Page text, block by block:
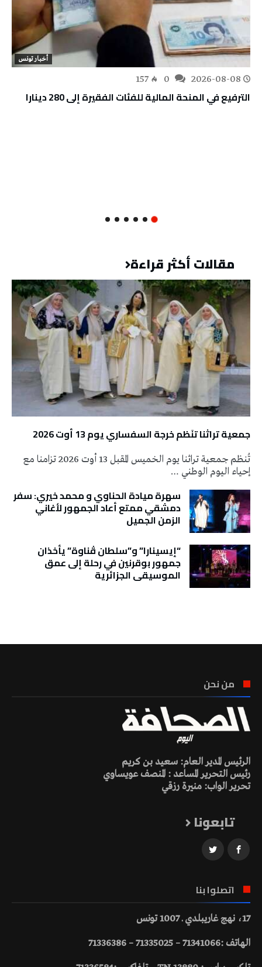
أخبار تونس
2026-08-08
157
الترفيع في المنحة المالية للفئات الفقيرة إلى 280 دينارا
مقالات أكثر قراءة
جمعية تراثنا تنَظم خرجة السفساري يوم 13 أوت 2026
تُنظم جمعية تراثنا يوم الخميس المقبل 13 أوت 2026 تزامنا مع
إحياء اليوم الوطني …
سهرة ميادة الحناوي و محمد خيري: سفر
دمشقي ممتع أعاد الجمهور لأغاني
الزمن الجميل
“إيسينارا” و”سلطان ڤناوة” يأخذان
جمهور بوقرنين في رحلة إلى عمق
الموسيقى الجزائرية
من نحن
الرئيس المدير العام: سعيد بن كريم
رئيس التحرير المساعد : المنصف عويساوي
تحرير الواب: منيرة رزقي
تابعونا
اتصلوا بنا
17، نهج غاريبلدي ـ 1007 تونس
الهاتف :71341066 – 71335025 – 71336386